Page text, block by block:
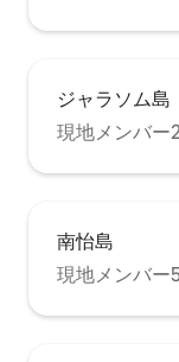
ジャラソム島
現地メンバー
南怡島
現地メンバー